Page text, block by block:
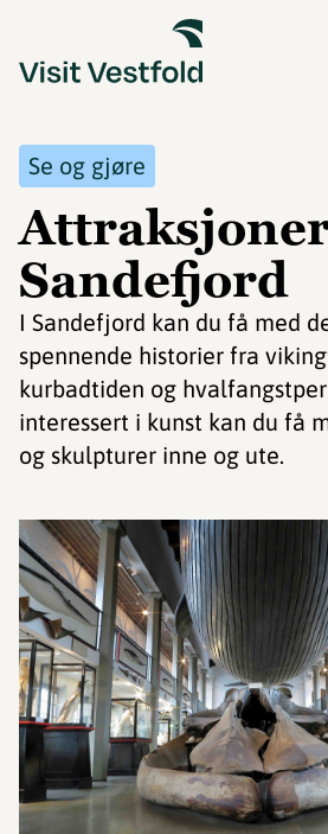
Se og gjøre
Sandefjord
I Sandefjord kan du få med
spennende historier fra
kurbadtiden og
interessert i kunst kan du få
og skulpturer inne og ute.